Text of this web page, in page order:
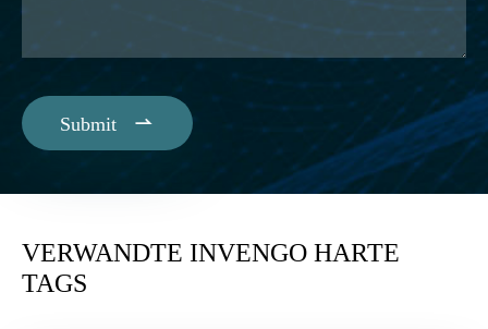
Submit 
VERWANDTE INVENGO HARTE
TAGS